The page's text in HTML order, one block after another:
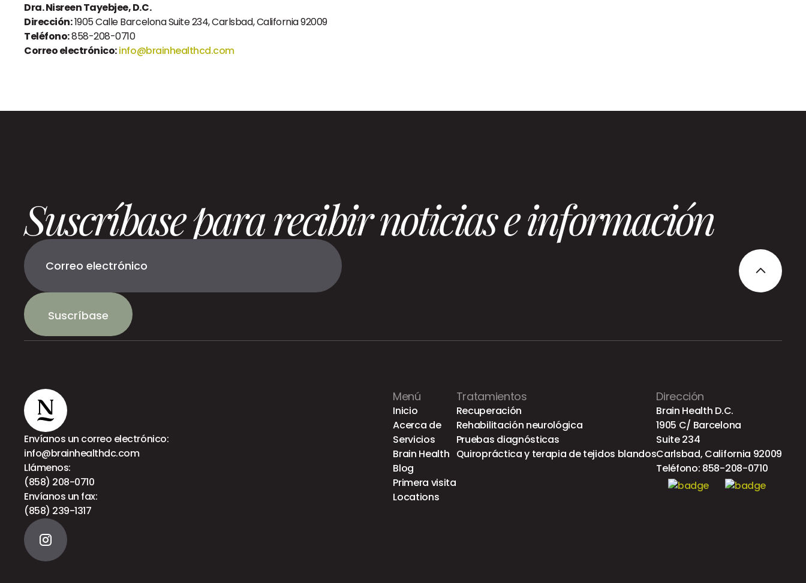
Dra. Nisreen Tayebjee, D.C.
Dirección:1905 Calle Barcelona Suite 234, Carlsbad, California 92009
Teléfono:858-208-0710
Correo electrónico:info@brainhealthcd.com
Suscríbase para recibir noticias e información
Suscríbase
Envíanos un correo electrónico:
info@brainhealthdc.com
Llámenos:
(858) 208-0710
Envíanos un fax:
(858) 239-1317
Menú
Inicio
Acerca de
Servicios
Brain Health
Blog
Primera visita
Locations
Tratamientos
Recuperación
Rehabilitación neurológica
Pruebas diagnósticas
Quiropráctica y terapia de tejidos blandos
Dirección
Brain Health D.C.
1905 C/ Barcelona
Suite 234
Carlsbad, California 92009
Teléfono: 858-208-0710